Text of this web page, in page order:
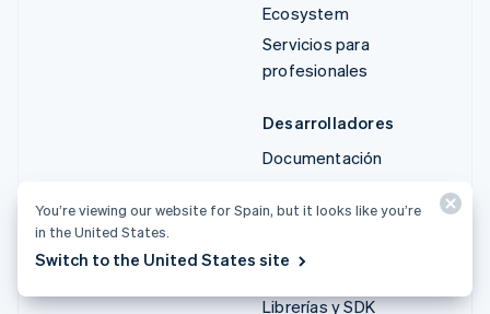
Ecosystem
Servicios para
profesionales
Desarrolladores
Documentación
Estado de la API
Registro de cambios de
Librerías y SDK
You’re viewing our website for Spain, but it looks like you’re
in the United States.
Switch to the United States site